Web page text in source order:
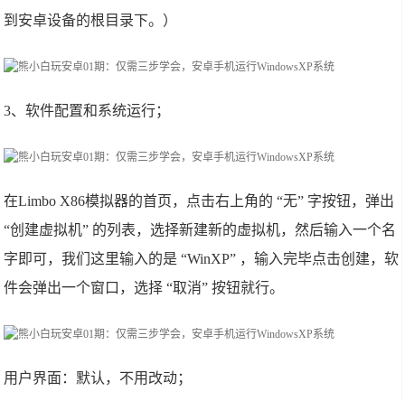
到安卓设备的根目录下。）
3、软件配置和系统运行；
在Limbo X86模拟器的首页，点击右上角的 “无” 字按钮，弹出
“创建虚拟机” 的列表，选择新建新的虚拟机，然后输入一个名
字即可，我们这里输入的是 “WinXP” ，输入完毕点击创建，软
件会弹出一个窗口，选择 “取消” 按钮就行。
用户界面：默认，不用改动；